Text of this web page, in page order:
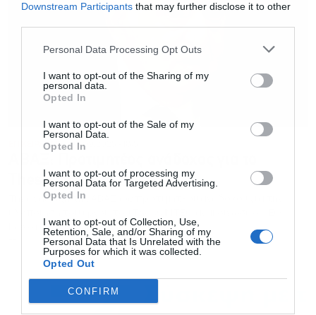
Downstream Participants that may further disclose it to other
Personal Data Processing Opt Outs
I want to opt-out of the Sharing of my
personal data.
Opted In
I want to opt-out of the Sale of my
Personal Data.
Opted In
I want to opt-out of processing my
Personal Data for Targeted Advertising.
Opted In
I want to opt-out of Collection, Use,
Retention, Sale, and/or Sharing of my
Personal Data that Is Unrelated with the
Purposes for which it was collected.
Opted Out
CONFIRM
ΕΠΙΧΕΙΡΗΣΕΙΣ 05.09.2025 - 18:51
Thess INTEC
Την ανάδειξη της ΑΒΑΞ ως προτιμητέου αναδόχου για την
Κωνσταντίνος Μιτζάλης
Εγγραφή στο
newsletter
Αποδέχομαι τους